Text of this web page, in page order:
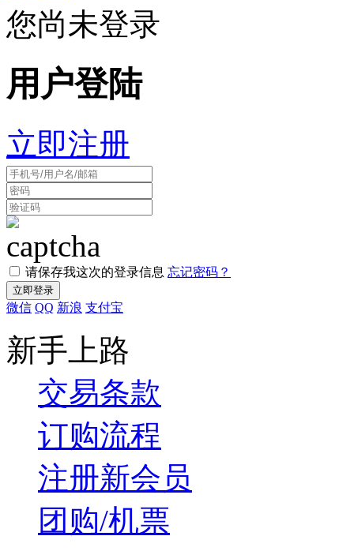
您尚未登录
用户登陆
立即注册
请保存我这次的登录信息 忘记密码？
微信 QQ 新浪 支付宝
新手上路
交易条款
订购流程
注册新会员
团购/机票